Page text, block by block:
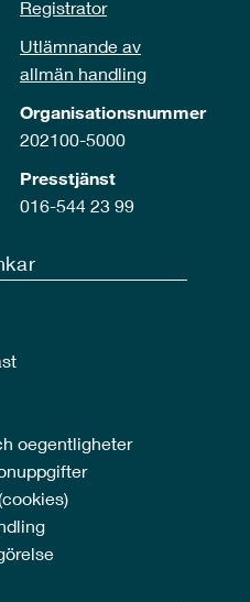
Registrator
Utlämnande av
allmän handling
Organisationsnummer
202100-5000
Presstjänst
016-544 23 99
oegentligheter